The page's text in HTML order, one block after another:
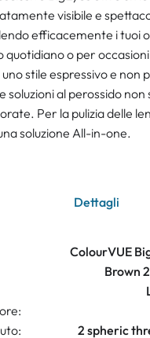
visibile e
efficacemente i tuoi
quotidiano o per
stile espressivo e non
soluzioni al perossido
Per la pulizia delle
soluzione All-in-one.
Dettagli
ColourVUE
Brown
2 spheric